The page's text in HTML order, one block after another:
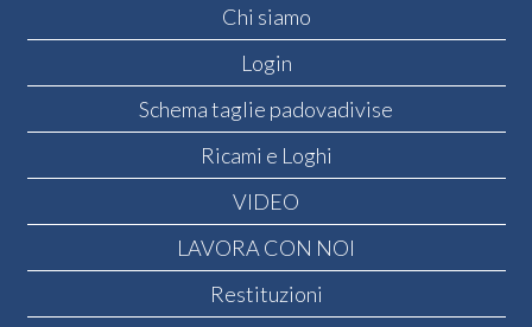
Chi siamo
Login
Schema taglie padovadivise
Ricami e Loghi
VIDEO
LAVORA CON NOI
Restituzioni